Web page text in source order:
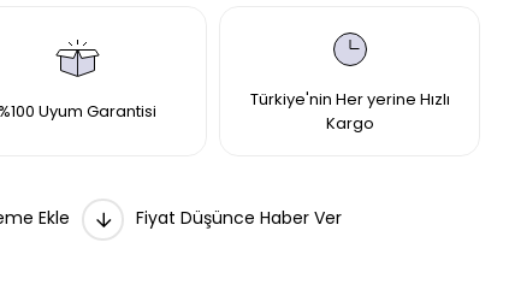
Uyum Garantisi
Türkiye'nin Her yerine Hızlı
Kargo
Ekle Fiyat Düşünce Haber Ver